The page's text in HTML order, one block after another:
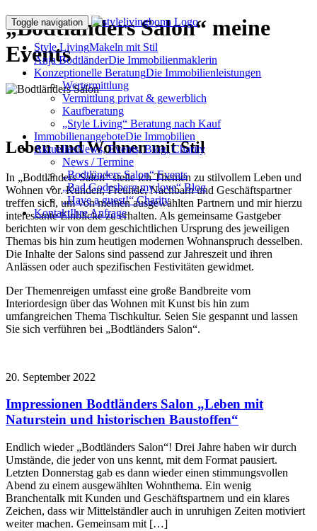
Toggle navigation
Style LivingMakeln mit Stil
Anja BodtländerDie Immobilienmaklerin
Konzeptionelle BeratungDie Immobilienleistungen
Wertermittlung
Vermittlung privat & gewerblich
Kaufberatung
„Style Living“ Beratung nach Kauf
ImmobilienangeboteDie Immobilien
AktuellesNews, Events, Blog, Charity
News / Termine
„Bodtländers Salon“ Events
„Bad Godesberg my love“ Blog
„Have a guest!“ Charity
KontaktIhre Anfrage
„Bodtländers Salon“ meine
Events
Leben und Wohnen mit Stil
In „Bodtländers Salon“ stelle ich Themen zu stilvollem Leben und
Wohnen vor. Kunden, Freunde, Nachbarn und Geschäftspartner
treffen sich, um von meinen ausgewählten Partnern und mir hierzu
interessante Einblicke zu erhalten. Als gemeinsame Gastgeber
berichten wir von dem geschichtlichen Ursprung des jeweiligen
Themas bis hin zum heutigen modernen Wohnanspruch desselben.
Die Inhalte der Salons sind passend zur Jahreszeit und ihren
Anlässen oder auch spezifischen Festivitäten gewidmet.
Der Themenreigen umfasst eine große Bandbreite vom
Interiordesign über das Wohnen mit Kunst bis hin zum
umfangreichen Thema Tischkultur. Seien Sie gespannt und lassen
Sie sich verführen bei „Bodtländers Salon“.
20. September 2022
Impressionen Bodtländers Salon „Leben mit
Naturstein und historischen Baustoffen“
Endlich wieder „Bodtländers Salon“! Drei Jahre haben wir durch
Umstände, die jeder von uns kennt, mit dem Format pausiert.
Letzten Donnerstag gab es dann wieder einen stimmungsvollen
Abend zu einem ausgewählten Wohnthema. Ein wenig
Branchentalk mit Kunden und Geschäftspartnern und ein klares
Zeichen, dass wir Mittelständler auch in unruhigen Zeiten motiviert
weiter machen. Gemeinsam mit […]